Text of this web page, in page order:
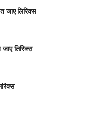
जाए लिरिक्स
लिरिक्स